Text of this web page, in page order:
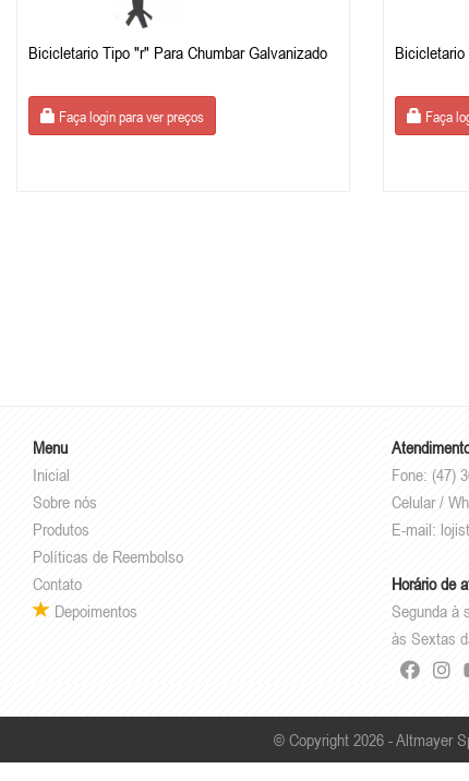
Bicicletario Tipo "r" Para Chumbar Galvanizado
Faça login para ver preços Faça
Menu
Inicial
Sobre nós
Produtos
Políticas de Reembolso
Contato
Depoimentos
Fone: (47)
Celular /
E-mail:
Horário de
Segunda à
às Sextas
© Copyright 2026 - Altmayer